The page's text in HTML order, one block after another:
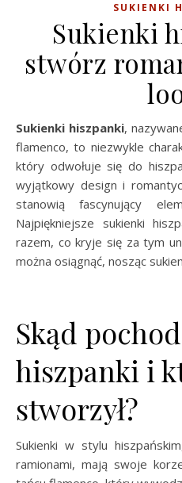
SUKIENKI
Sukienki
stwórz
Sukienki hiszpanki,
flamenco, to niezwykle
który odwołuje się do
wyjątkowy design i
stanowią fascynujący
Najpiękniejsze sukienki
razem, co kryje się za tym
można osiągnąć, nosząc
Skąd
hiszpanki i
stworzył?
Sukienki w stylu
ramionami, mają swoje